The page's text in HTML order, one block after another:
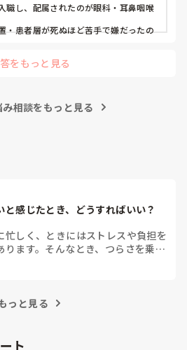
職し、配属されたのが眼科・耳鼻咽喉
・患者層が死ぬほど苦手で嫌だったの
科クリニックに転職しました。
をもっと見る
相談をもっと見る
と感じたとき、どうすればいい？
忙しく、ときにはストレスや負担を
ります。そんなとき、つらさを乗り
っと見る
ト